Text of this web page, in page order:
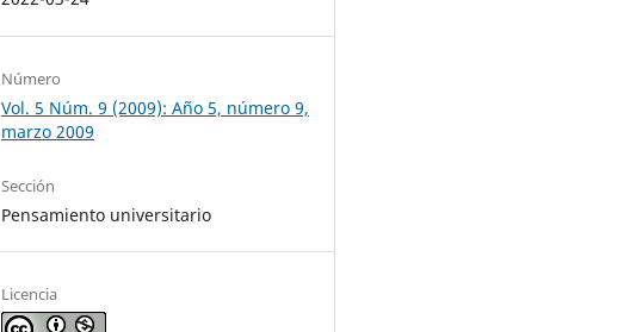
Número
Vol. 5 Núm. 9 (2009): Año 5, número 9,
marzo 2009
Sección
Pensamiento universitario
Licencia